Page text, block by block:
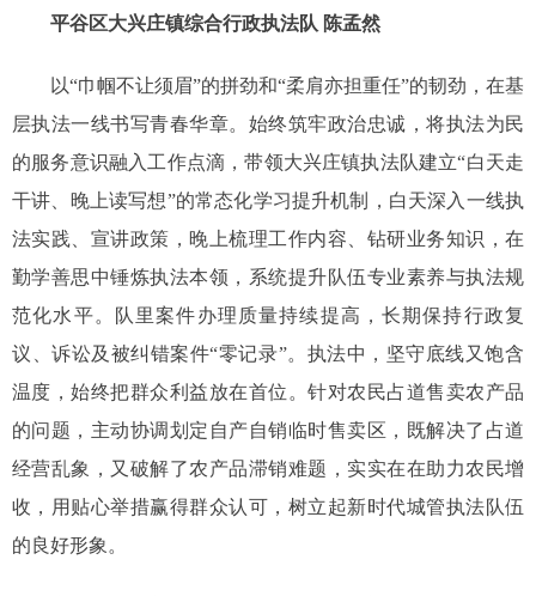
平谷区大兴庄镇综合行政执法队 陈孟然
以“巾帼不让须眉”的拼劲和“柔肩亦担重任”的韧劲，在基
层执法一线书写青春华章。始终筑牢政治忠诚，将执法为民
的服务意识融入工作点滴，带领大兴庄镇执法队建立“白天走
干讲、晚上读写想”的常态化学习提升机制，白天深入一线执
法实践、宣讲政策，晚上梳理工作内容、钻研业务知识，在
勤学善思中锤炼执法本领，系统提升队伍专业素养与执法规
范化水平。队里案件办理质量持续提高，长期保持行政复
议、诉讼及被纠错案件“零记录”。执法中，坚守底线又饱含
温度，始终把群众利益放在首位。针对农民占道售卖农产品
的问题，主动协调划定自产自销临时售卖区，既解决了占道
经营乱象，又破解了农产品滞销难题，实实在在助力农民增
收，用贴心举措赢得群众认可，树立起新时代城管执法队伍
的良好形象。